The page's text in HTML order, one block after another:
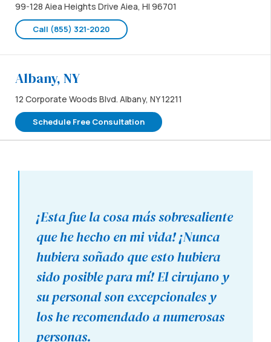
99-128 Aiea Heights Drive Aiea, HI 96701
Call (855) 321-2020
Albany, NY
12 Corporate Woods Blvd. Albany, NY 12211
Schedule Free Consultation
Albany, OR
Call (855) 321-2020
Albuquerque, NM
8220 San Pedro NE Albuquerque, NM 87113
Call (855) 321-2020
¡Esta fue la cosa más sobresaliente
que he hecho en mi vida! ¡Nunca
hubiera soñado que esto hubiera
sido posible para mí! El cirujano y
su personal son excepcionales y
los he recomendado a numerosas
personas.